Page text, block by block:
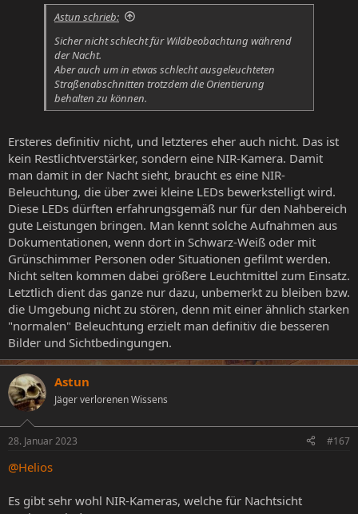
Astun schrieb:
Sicher nicht schlecht für Wildbeobachtung während
der Nacht.
Aber auch um in etwas schlecht ausgeleuchteten
Straßenabschnitten trotzdem die Orientierung
behalten zu können.
Ersteres definitiv nicht, und letzteres eher auch nicht. Das ist
kein Restlichtverstärker, sondern eine NIR-Kamera. Damit
man damit in der Nacht sieht, braucht es eine NIR-
Beleuchtung, die über zwei kleine LEDs bewerkstelligt wird.
Diese LEDs dürften erfahrungsgemäß nur für den Nahbereich
gute Leistungen bringen. Man kennt solche Aufnahmen aus
Dokumentationen, wenn dort in Schwarz-Weiß oder mit
Grünschimmer Personen oder Situationen gefilmt werden.
Nicht selten kommen dabei größere Leuchtmittel zum Einsatz.
Letztlich dient das ganze nur dazu, unbemerkt zu bleiben bzw.
die Umgebung nicht zu stören, denn mit einer ähnlich starken
"normalen" Beleuchtung erzielt man definitiv die besseren
Bilder und Sichtbedingungen.
Astun
Jäger verlorenen Wissens
28. Januar 2023 #167
@Helios
Es gibt sehr wohl NIR-Kameras, welche für Nachtsicht